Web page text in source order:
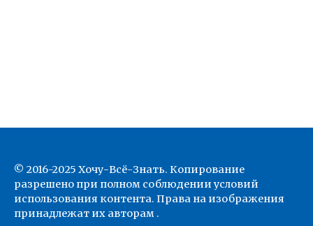
© 2016-2025 Хочу-Всё-Знать. Копирование
разрешено при полном соблюдении условий
использования контента. Права на изображения
принадлежат их авторам .